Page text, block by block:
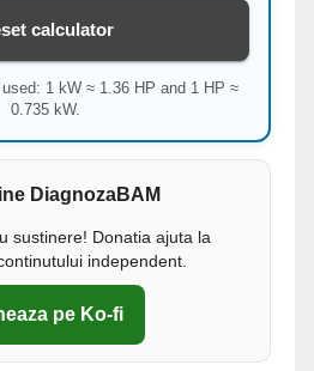
calculator
1 kW ≈ 1.36 HP and 1 HP ≈
0.735 kW.
DiagnozaBAM
sustinere! Donatia ajuta la
independent.
pe Ko-fi